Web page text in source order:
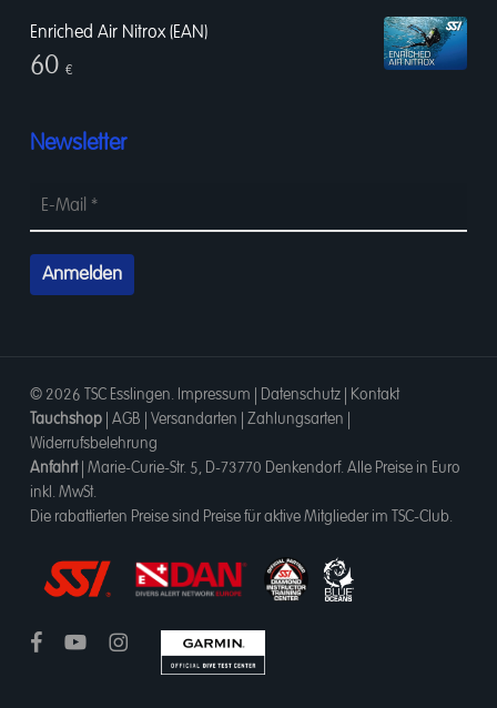
Enriched Air Nitrox (EAN)
60 €
Newsletter
© 2026 TSC Esslingen. Impressum Datenschutz| Kontakt
Tauchshop| AGB Versandarten Zahlungsarten
Widerrufsbelehrung
Anfahrt| Marie-Curie-Str. 5, D-73770 Denkendorf. Alle Preise in Euro
inkl. MwSt.
Die rabattierten Preise sind Preise für aktive Mitglieder im TSC-Club.